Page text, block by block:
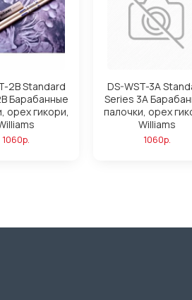
2B Standard
Барабанные
орех гикори,
1060р.
DS-WST-3A
Series 3A
палочки, орех
Williams
1060р.